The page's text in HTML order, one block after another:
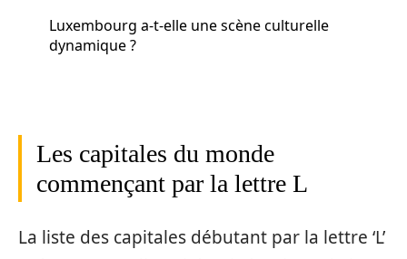
Luxembourg a-t-elle une scène culturelle
dynamique ?
Les capitales du monde
commençant par la lettre L
La liste des capitales débutant par la lettre ‘L’